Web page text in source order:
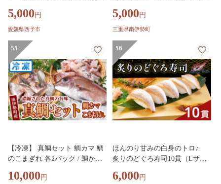
天然真鯛 郷土料理 丼 魚介 海の
幸 海鮮 炊き込みご飯 洋風 バタ
合炊き お取り寄せ グルメ YNコ
ーポレーション 愛媛県 西予市
【冷凍】
5,000 円
愛媛県西予市
ず 真鯛 タイ tai 鯛めし BBQ 海
鮮 魚介 三重県 南伊勢 伊勢 志
5,000 円
三重県南伊勢町
55
【冷凍】 真鯛セット 鯛カマ 鯛
のこまぎれ 各2パック / 鯛かま
真鯛 タイ tai 鯛めし BBQ 海鮮
10,000 円
56
ほんのり甘みの白身のトロ♪
炙りのどぐろ寿司10貫（Lサイ
6,000 円